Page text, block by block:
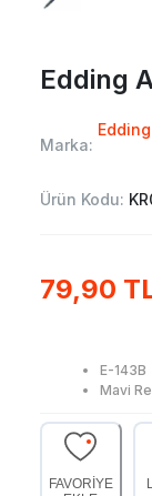
Edding
Marka:
Edding
Ürün Kodu:
79,90
E-143B
Mavi
FAVORİYE